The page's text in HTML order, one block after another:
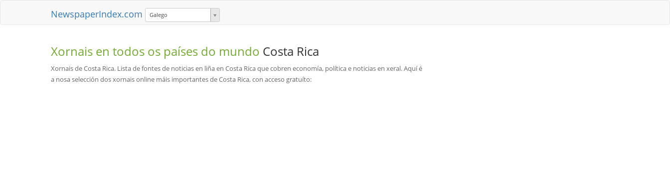
NewspaperIndex.com Galego
Xornais en todos os países do mundo Costa Rica
Xornais de Costa Rica. Lista de fontes de noticias en liña en Costa Rica que cobren economía, política e noticias en xeral. Aquí é
a nosa selección dos xornais online máis importantes de Costa Rica, con acceso gratuíto: